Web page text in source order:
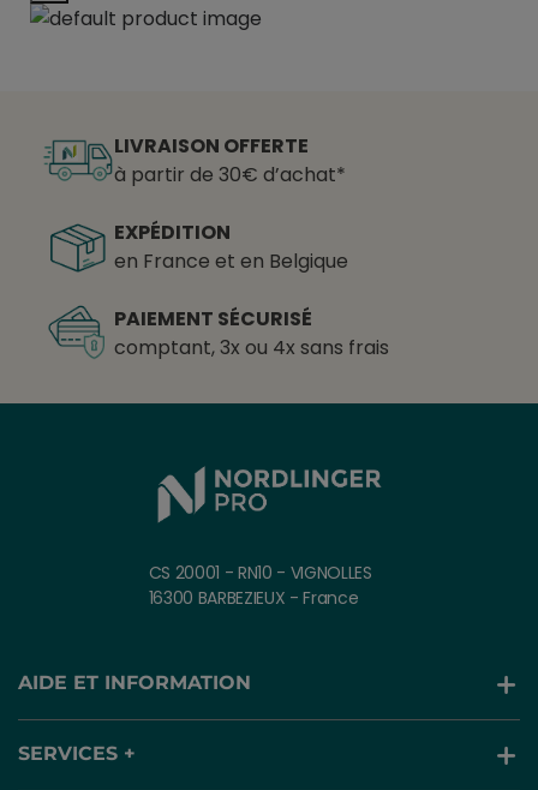
LIVRAISON OFFERTE
à partir de 30€ d’achat*
EXPÉDITION
en France et en Belgique
PAIEMENT SÉCURISÉ
comptant, 3x ou 4x sans frais
CS 20001 - RN10 - VIGNOLLES
16300 BARBEZIEUX - France
AIDE ET INFORMATION
SERVICES +